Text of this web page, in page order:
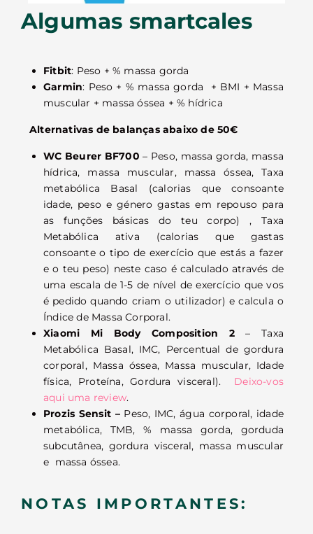
Algumas smartcales
Fitbit: Peso + % massa gorda
Garmin: Peso + % massa gorda
+ BMI + Massa
muscular + massa óssea + % hídrica
Alternativas de balanças abaixo de 50€
WC Beurer BF700 – Peso, massa gorda, massa
hídrica, massa muscular, massa óssea, Taxa
metabólica Basal (calorias que consoante
idade, peso e género gastas em repouso para
as funções básicas do teu corpo) , Taxa
Metabólica ativa (calorias que gastas
consoante o tipo de exercício que estás a fazer
e o teu peso) neste caso é calculado através de
uma escala de 1-5 de nível de exercício que vos
é pedido quando criam o utilizador) e calcula o
Índice de Massa Corporal.
Xiaomi Mi Body Composition 2– Taxa
Metabólica Basal, IMC, Percentual de gordura
corporal, Massa óssea, Massa muscular, Idade
física, Proteína, Gordura visceral). Deixo-vos
aqui uma review.
Prozis Sensit – Peso, IMC, água corporal, idade
metabólica, TMB, % massa gorda, gorduda
subcutânea, gordura visceral, massa muscular
e massa óssea.
NOTAS IMPORTANTES: